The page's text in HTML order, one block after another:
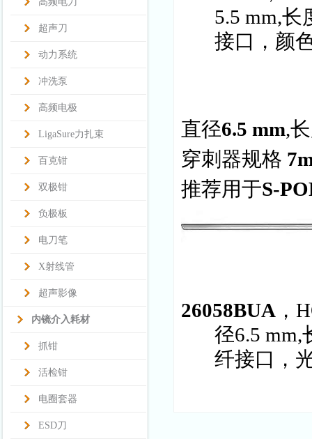
超声刀
动力系统
冲洗泵
高频电极
LigaSure力扎束
百克钳
双极钳
负极板
电刀笔
X射线管
超声影像
内镜介入耗材
抓钳
活检钳
电圈套器
ESD刀
5.5 mm,
接口，颜
直径6.5 mm,
穿刺器规格
推荐用于S-
26058BUA ，
径6.5 mm,
纤接口，